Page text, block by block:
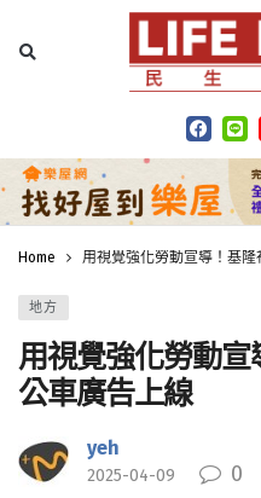
Home 用視覺強化勞動宣導！基
地方
用視覺強化勞動
公車廣告上線
yeh
2025-04-09 0